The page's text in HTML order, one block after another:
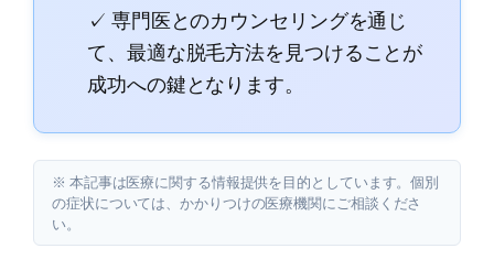
✓ 専門医とのカウンセリングを通じ
て、最適な脱毛方法を見つけることが
成功への鍵となります。
※ 本記事は医療に関する情報提供を目的としています。個別
の症状については、かかりつけの医療機関にご相談くださ
い。